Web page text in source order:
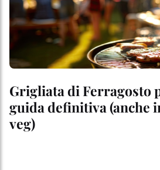
Grigliata di Ferragosto
guida definitiva (anche
veg)